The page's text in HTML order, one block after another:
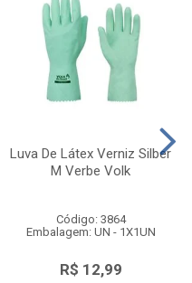
Luva De Látex Verniz Silber
M Verbe Volk
Código: 3864
Embalagem: UN - 1X1UN
R$ 12,99